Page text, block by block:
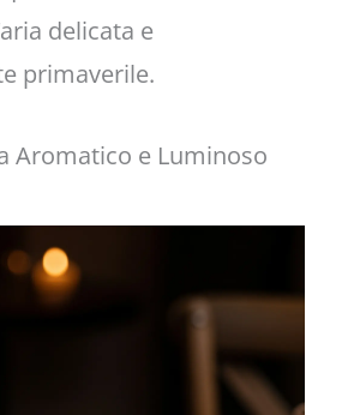
delicata e
primaverile.
Aromatico e Luminoso